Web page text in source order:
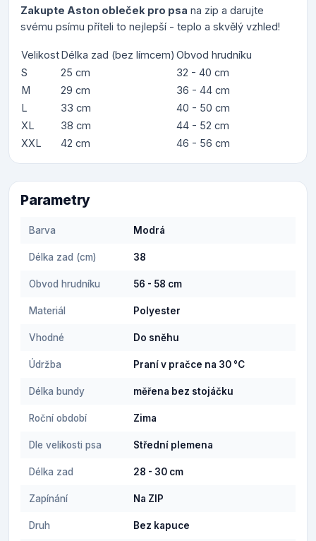
Zakupte Aston obleček pro psa na zip a darujte
svému psímu příteli to nejlepší - teplo a skvělý vzhled!
VelikostDélka zad (bez límcem) Obvod hrudníku
S
25 cm
32 - 40 cm
M
29 cm
36 - 44 cm
L
33 cm
40 - 50 cm
XL
38 cm
44 - 52 cm
XXL
42 cm 46 - 56 cm
Parametry
Barva Modrá
Délka zad (cm) 38
Obvod hrudníku 56 - 58 cm
Materiál Polyester
Vhodné Do sněhu
Údržba Praní v pračce na 30 °C
Délka bundy měřena bez stojáčku
Roční období Zima
Dle velikosti psa Střední plemena
Délka zad 28 - 30 cm
Zapínání Na ZIP
Druh Bez kapuce